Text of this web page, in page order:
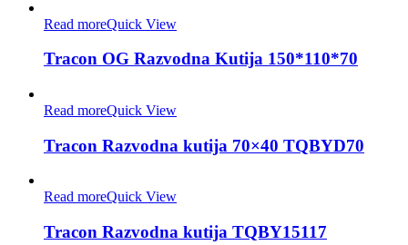
Read moreQuick View
Tracon OG Razvodna Kutija 150*110*70
Read moreQuick View
Tracon Razvodna kutija 70×40 TQBYD70
Read moreQuick View
Tracon Razvodna kutija TQBY15117